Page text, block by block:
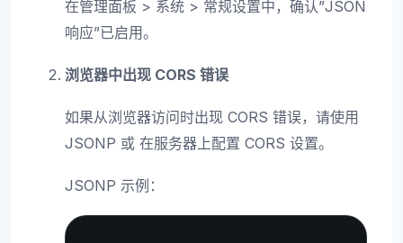
在管理面板 > 系统 > 常规设置中，确认”JSON
响应”已启用。
浏览器中出现 CORS 错误
如果从浏览器访问时出现 CORS 错误，请使用
JSONP 或 在服务器上配置 CORS 设置。
JSONP 示例：